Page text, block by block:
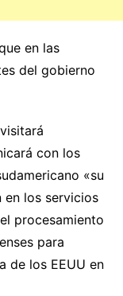
en las
del gobierno
con los
«su
los servicios
procesamiento
para
de los EEUU en